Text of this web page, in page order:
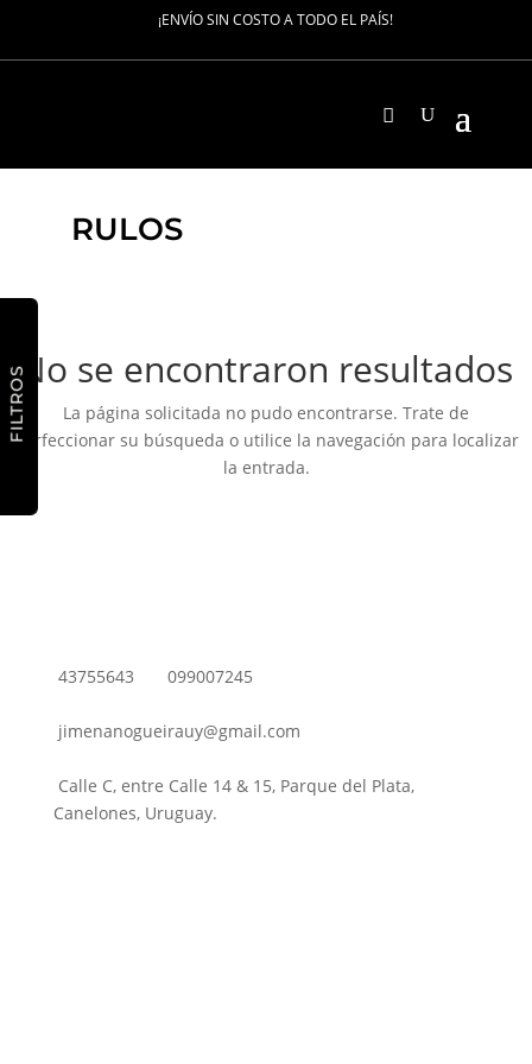
¡ENVÍO SIN COSTO A TODO EL PAÍS!
FILTROS
RULOS
No se encontraron resultados
La página solicitada no pudo encontrarse. Trate de
perfeccionar su búsqueda o utilice la navegación para localizar
la entrada.
43755643 099007245
jimenanogueirauy@gmail.com
Calle C, entre Calle 14 & 15, Parque del Plata,
Canelones, Uruguay.